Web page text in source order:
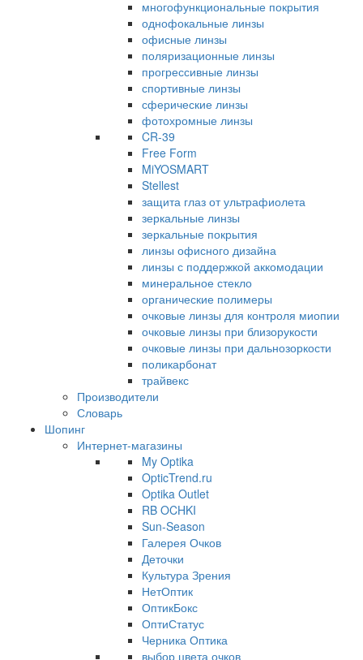
многофункциональные покрытия
однофокальные линзы
офисные линзы
поляризационные линзы
прогрессивные линзы
спортивные линзы
сферические линзы
фотохромные линзы
CR-39
Free Form
MiYOSMART
Stellest
защита глаз от ультрафиолета
зеркальные линзы
зеркальные покрытия
линзы офисного дизайна
линзы с поддержкой аккомодации
минеральное стекло
органические полимеры
очковые линзы для контроля миопии
очковые линзы при близорукости
очковые линзы при дальнозоркости
поликарбонат
трайвекс
Производители
Словарь
Шопинг
Интернет-магазины
My Optika
OpticTrend.ru
Optika Outlet
RB OCHKI
Sun-Season
Галерея Очков
Деточки
Культура Зрения
НетОптик
ОптикБокс
ОптиСтатус
Черника Оптика
выбор цвета очков